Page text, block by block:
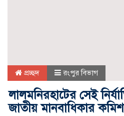
প্রচ্ছদ রংপুর বিভাগ
লালমনিরহাটের সেই
জাতীয় মানবাধিকার